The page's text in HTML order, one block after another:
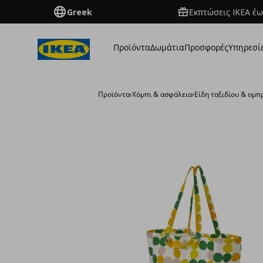
Greek Εκπτώσεις IKEA
ΠροϊόνταΔωμάτιαΠροσφορές
Προϊόντα›Χόμπι & ασφάλεια›Είδη ταξιδίου &